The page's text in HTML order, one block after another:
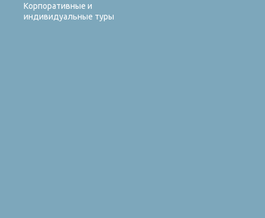
Корпоративные и
индивидуальные туры